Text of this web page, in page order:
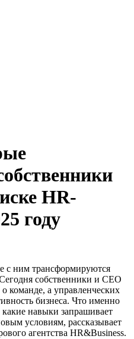
HR-
году
с ним трансформируются
собственники и СЕО
команде, а управленческих
бизнеса. Что именно
навыки запрашивает
условиям, рассказывает
агентства HR&Business.